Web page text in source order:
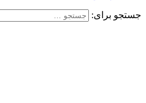
جستجو برای: